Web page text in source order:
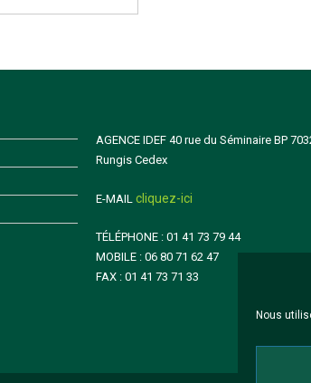
Nous
AGENCE IDEF 40 rue du Séminaire BP
Rungis Cedex
E-MAIL cliquez-ici
TÉLÉPHONE : 01 41 73 79 44
MOBILE : 06 80 71 62 47
FAX : 01 41 73 71 33